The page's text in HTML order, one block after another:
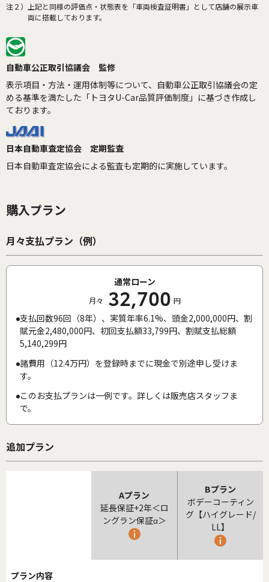
注２）
上記と同様の評価点・状態表を「車両検査証明書」として店舗の展示車
両に搭載しております。
自動車公正取引協議会 監修
表示項目・方法・運用体制等について、自動車公正取引協議会の定
める基準を満たした「トヨタU-Car品質評価制度」に基づき作成し
ております。
日本自動車査定協会 定期監査
日本自動車査定協会による監査も定期的に実施しています。
購入プラン
月々支払プラン（例）
通常ローン
月々 32,700 円
支払回数96回（8年）、実質年率6.1%、頭金2,000,000円、割
賦元金2,480,000円、初回支払額33,799円、割賦支払総額
5,140,299円
諸費用（12.4万円）を登録時までに現金で別途申し受けま
す。
このお支払プランは一例です。詳しくは販売店スタッフま
で。
追加プラン
Aプラン
延長保証+2年＜ロ
ングラン保証α＞
Bプラン
ボデーコーティン
グ【ハイグレード/
LL】
プラン内容